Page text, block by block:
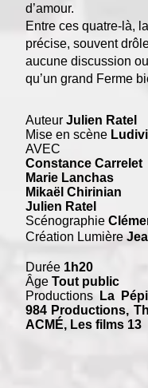
d’amour.
Entre ces quatre-là,
précise, souvent
aucune discussion
qu’un grand Ferme
Auteur Julien Ratel
Mise en scène
AVEC
Constance Carrelet
Marie Lanchas
Mikaël Chirinian
Julien Ratel
Scénographie
Création Lumière
Durée 1h20
Âge Tout public
Productions
La
984 Productions,
ACMÉ, Les films 13